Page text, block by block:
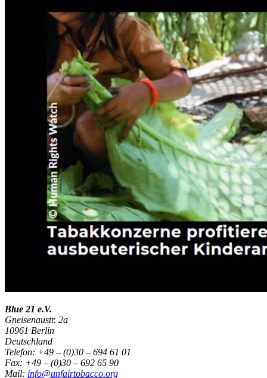
Blue 21 e.V.
Gneisenaustr. 2a
10961 Berlin
Deutschland
Telefon: +49 – (0)30 – 694 61 01
Fax: +49 – (0)30 – 692 65 90
Mail: info@unfairtobacco.org